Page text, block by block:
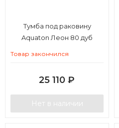
Тумба под раковину
Aquaton Леон 80 дуб
Товар закончился
25 110 ₽
Нет в наличии